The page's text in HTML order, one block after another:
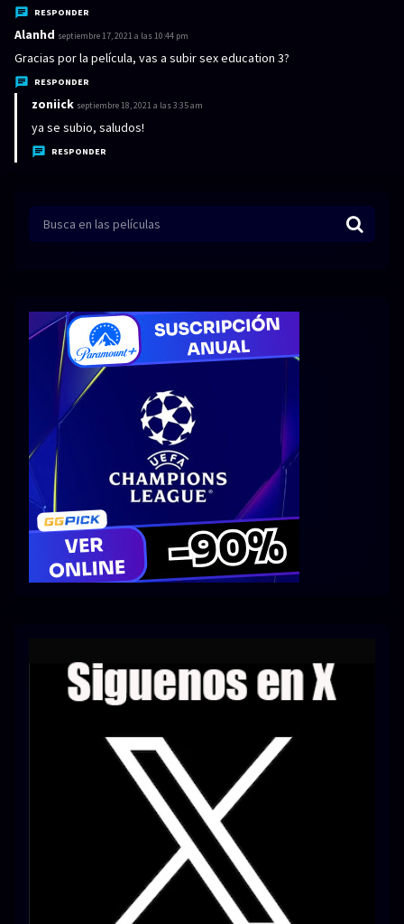
c
e
:
RESPONDER
Alanhd d
c
e
:
septiembre 17, 2021 a las 10:44 pm
Gracias por la película, vas a subir sex education 3?
RESPONDER
zoniick d
i
c
septiembre 18, 2021 a las 3:35 am
ya se subio, saludos!
RESPONDER